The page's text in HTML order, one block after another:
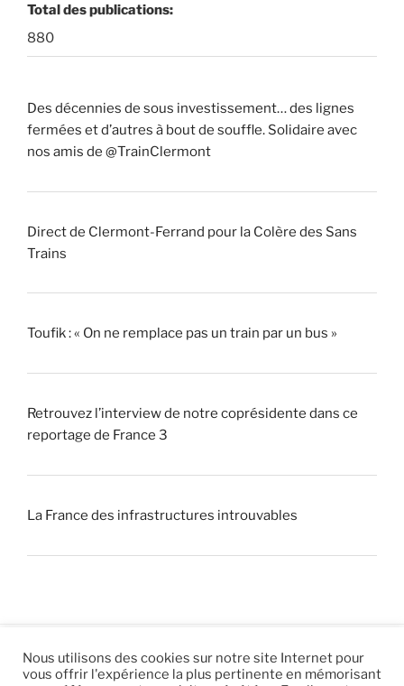
Total des publications:
880
Des décennies de sous investissement… des lignes
fermées et d’autres à bout de souffle. Solidaire avec
nos amis de @TrainClermont
Direct de Clermont-Ferrand pour la Colère des Sans
Trains
Toufik : « On ne remplace pas un train par un bus »
Retrouvez l’interview de notre coprésidente dans ce
reportage de France 3
La France des infrastructures introuvables
Nous utilisons des cookies sur notre site Internet pour
vous offrir l'expérience la plus pertinente en mémorisant